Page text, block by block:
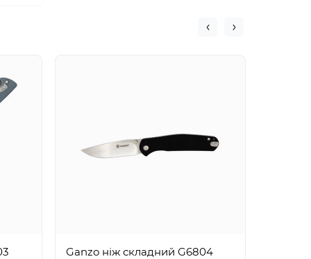
Ganzo ніж складний G6804